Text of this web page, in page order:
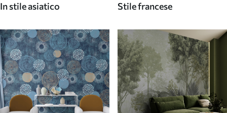
In stile asiatico Stile francese